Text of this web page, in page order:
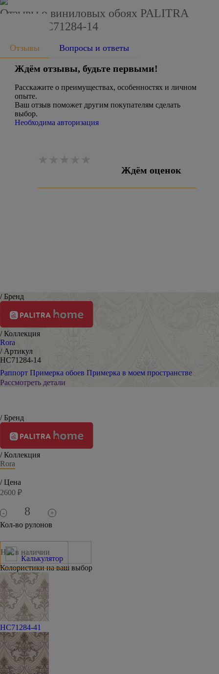
Отзывы о виниловых обоях PALITRA
HOME HC71284-14
Отзывы Вопросы и ответы
Ждём отзывы, будьте первыми!
Расскажите о преимуществах, особенностях и личном
опыте.
Ваш отзыв поможет другим покупателям сделать
выбор.
Необходима авторизация
Ждём оценок
/ Бренд
/ Коллекция
Rora
/ Артикул
HC71284-14
Раппорт Примерка обоев Примерка в моем пространстве
Рассмотреть детали
/ Бренд
/ Коллекция
Rora
/ Цена
2600 ₽
- +
Кол-во рулонов
Калькулятор
Нет в наличии
Колористики на ваш выбор
HC71284-41